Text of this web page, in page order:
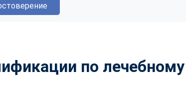
по лечебному